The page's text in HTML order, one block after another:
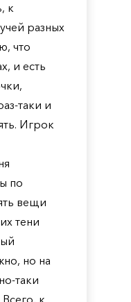
к
разных
что
и есть
таки и
Игрок
по
вещи
тени
но на
таки
к